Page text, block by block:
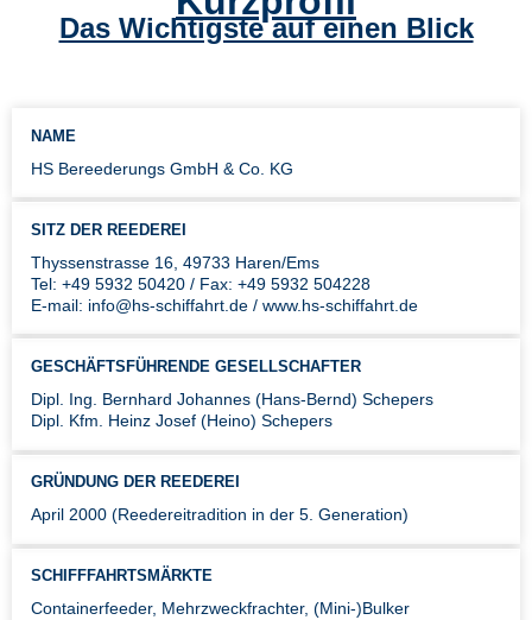
Das Wichtigste auf einen Blick
NAME
HS Bereederungs GmbH & Co. KG
SITZ DER REEDEREI
Thyssenstrasse 16, 49733 Haren/Ems
Tel: +49 5932 50420 / Fax: +49 5932 504228
E-mail: info@hs-schiffahrt.de / www.hs-schiffahrt.de
GESCHÄFTSFÜHRENDE GESELLSCHAFTER
Dipl. Ing. Bernhard Johannes (Hans-Bernd) Schepers
Dipl. Kfm. Heinz Josef (Heino) Schepers
GRÜNDUNG DER REEDEREI
April 2000 (Reedereitradition in der 5. Generation)
SCHIFFFAHRTSMÄRKTE
Containerfeeder, Mehrzweckfrachter, (Mini-)Bulker